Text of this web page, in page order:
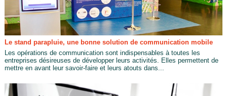
Le stand parapluie, une bonne solution de communication mobile
Les opérations de communication sont indispensables à toutes les
entreprises désireuses de développer leurs activités. Elles permettent de
mettre en avant leur savoir-faire et leurs atouts dans...